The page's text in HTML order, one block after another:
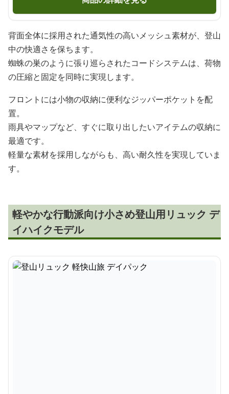
背面全体に採用された通気性の高いメッシュ素材が、登山
中の快適さを保ちます。
蜘蛛の巣のように張り巡らされたコードシステムは、荷物
の圧縮と固定を同時に実現します。
フロントには小物の収納に便利なジッパーポケットを配
置。
雨具やマップなど、すぐに取り出したいアイテムの収納に
最適です。
軽量な素材を採用しながらも、高い耐久性を実現していま
す。
軽やかな行動派向け小さめ登山用リュック デ
イハイクモデル